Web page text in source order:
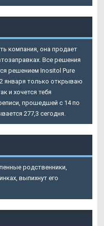
компания, она продает
Все решения
решением Inositol Pure
января только открываю
и хочется тебя
прошедшей с 14 по
277,3 сегодня.
родственники,
выпихнут его